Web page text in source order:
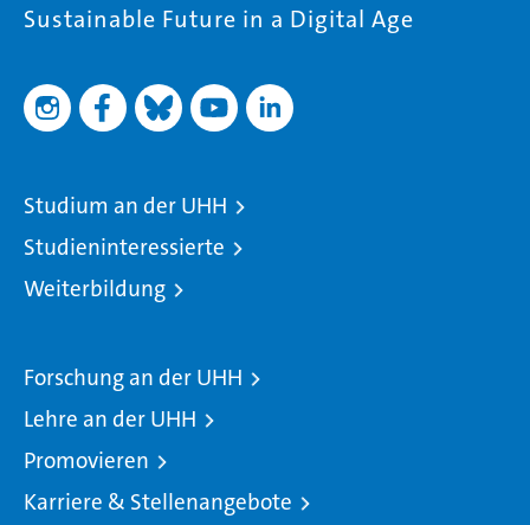
Sustainable Future in a Digital Age
Studium an der UHH
Studieninteressierte
Weiterbildung
Forschung an der UHH
Lehre an der UHH
Promovieren
Karriere & Stellenangebote